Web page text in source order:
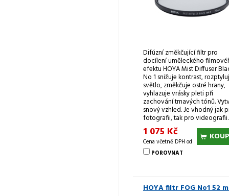
Difúzní změkčující filtr pro
docílení uměleckého
efektu HOYA Mist Diffuser
No 1 snižuje kontrast,
světlo, změkčuje ostré hrany,
vyhlazuje vrásky pleti při
zachování tmavých tónů.
snový vzhled. Je vhodný jak
fotografii, tak pro videografii.
1 075 Kč
Cena včetně DPH od
POROVNAT
HOYA filtr FOG No1 52